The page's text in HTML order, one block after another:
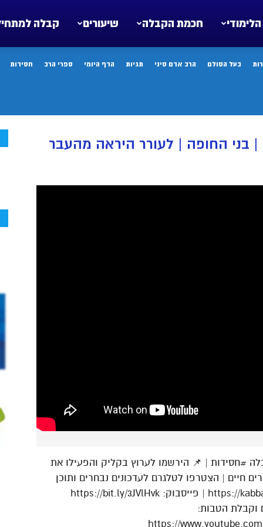
קבלה שיעורים חכמת הקבלה
בעל הסולם הרב אדם סיני תגיות הדף היומי ספרי הרב חסידות
| בני החופה | לעורר היראה מהעבר
| 📌 הירשמו לערוץ בקליק והפעילו את
חיים | הצטרפו לטלגרם לעדכונים נבחרים ותוכן
וקבלת הטבות:
https://